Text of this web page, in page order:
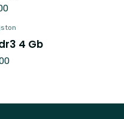
4 Gb